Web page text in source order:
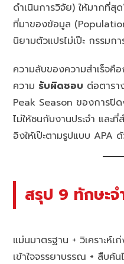
ดำเนินการวิจัย) ให้มากที่
ที่มาของข้อมูล
นิยามตัวแปรไม่เป๊ะ กรรมก
ความลับของความสำเร็จคื
ความ รับผิดชอบ ต่อตารา
Peak Season ของการปิ
ไม่ให้ชนกับงานประจำ แล
อิงให้เป๊ะตามรูปแบบ APA
สรุป 9 ทักษะจ
แม่นมาตรฐาน + วิเคราะห์เ
เข้าใจจรรยาบรรณ + สืบค้